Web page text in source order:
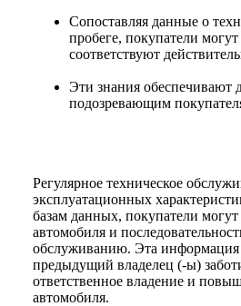
Сопоставляя данные о
пробеге, покупатели
соответствуют
Эти знания обеспечивают
подозревающим
Регулярное техническое
эксплуатационных
базам данных, покупатели
автомобиля и
обслуживанию. Эта информация
предыдущий владелец (-ы)
ответственное владение и
автомобиля.